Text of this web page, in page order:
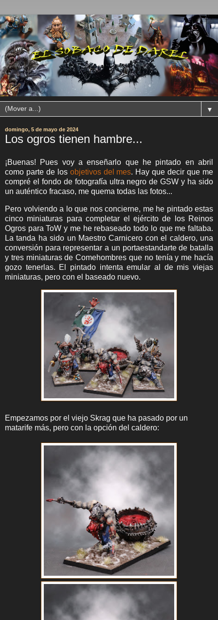
▼
domingo, 5 de mayo de 2024
Los ogros tienen hambre...
¡Buenas! Pues voy a enseñarlo que he pintado en abril
como parte de los objetivos del mes. Hay que decir que me
compré el fondo de fotografía ultra negro de GSW y ha sido
un auténtico fracaso, me quema todas las fotos...
Pero volviendo a lo que nos concierne, me he pintado estas
cinco miniaturas para completar el ejército de los Reinos
Ogros para ToW y me he rebaseado todo lo que me faltaba.
La tanda ha sido un Maestro Carnicero con el caldero, una
conversión para representar a un portaestandarte de batalla
y tres miniaturas de Comehombres que no tenía y me hacía
gozo tenerlas. El pintado intenta emular al de mis viejas
miniaturas, pero con el baseado nuevo.
Empezamos por el viejo Skrag que ha pasado por un
matarife más, pero con la opción del caldero: